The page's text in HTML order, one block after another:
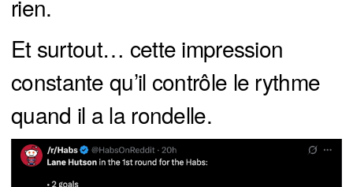
rien.
Et surtout… cette impression
constante qu’il contrôle le rythme
quand il a la rondelle.